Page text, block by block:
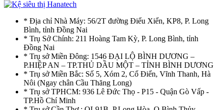
* Địa chỉ Nhà Máy: 56/2T đường Điểu Xiển, KP8, P. Long
Bình, tỉnh Đồng Nai
* Trụ Sở Chính: 211 Hoàng Tam Kỳ, P. Long Bình, tỉnh
Đồng Nai
* Trụ sở Miền Đông: 1546 ĐẠI LỘ BÌNH DƯƠNG –
P.HIỆP AN – TP.THỦ DẦU MỘT – TỈNH BÌNH DƯƠNG
* Trụ sở Miền Bắc: Số 5, Xóm 2, Cổ Điển, Vĩnh Thanh, Hà
Nôi (Ngay chân Cầu Thăng Long)
* Trụ sở TPHCM: 936 Lê Đức Thọ - P15 - Quận Gò Vấp -
TP.Hồ Chí Minh